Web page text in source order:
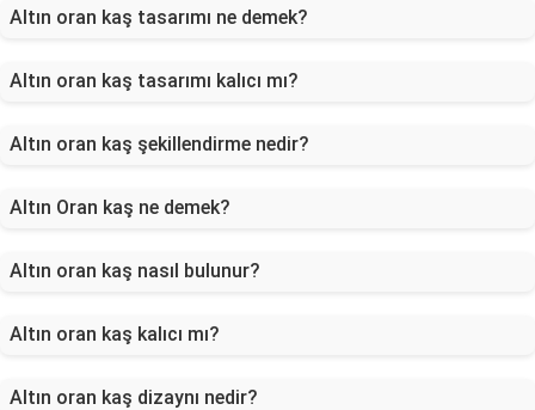
Altın oran kaş tasarımı ne demek?
Altın oran kaş tasarımı kalıcı mı?
Altın oran kaş şekillendirme nedir?
Altın Oran kaş ne demek?
Altın oran kaş nasıl bulunur?
Altın oran kaş kalıcı mı?
Altın oran kaş dizaynı nedir?